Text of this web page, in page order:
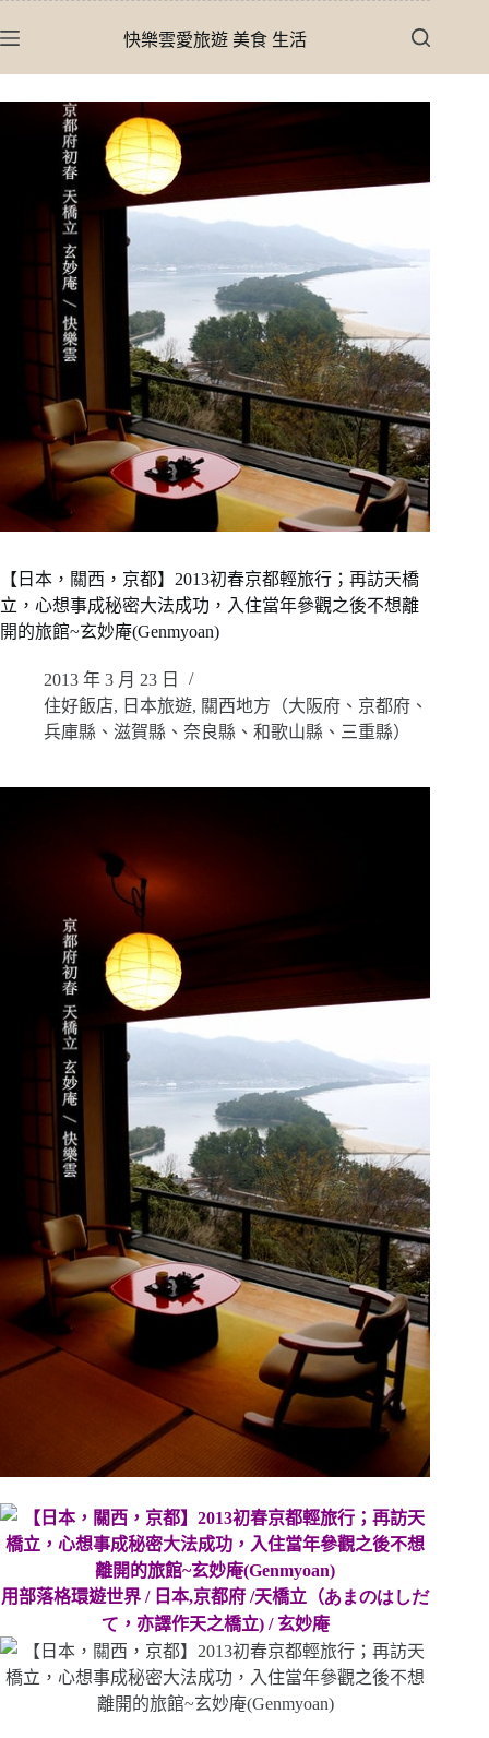
至
快樂雲愛旅遊 美食 生活
【日本，關西，京都】2013初春京都輕旅行；再訪天橋
立，心想事成秘密大法成功，入住當年參觀之後不想離
開的旅館~玄妙庵(Genmyoan)
2013 年 3 月 23 日
住好飯店, 日本旅遊, 關西地方（大阪府、京都府、
兵庫縣、滋賀縣、奈良縣、和歌山縣、三重縣）
用部落格環遊世界 / 日本,京都府 /天橋立（あまのはしだ
て ，亦譯作天之橋立) / 玄妙庵